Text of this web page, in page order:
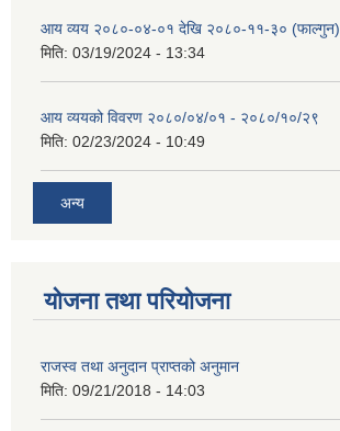
आय व्यय २०८०-०४-०१ देखि २०८०-११-३० (फाल्गुन)
मिति: 03/19/2024 - 13:34
आय व्ययको विवरण २०८०/०४/०१ - २०८०/१०/२९
मिति: 02/23/2024 - 10:49
अन्य
योजना तथा परियोजना
राजस्व तथा अनुदान प्राप्तको अनुमान
मिति: 09/21/2018 - 14:03